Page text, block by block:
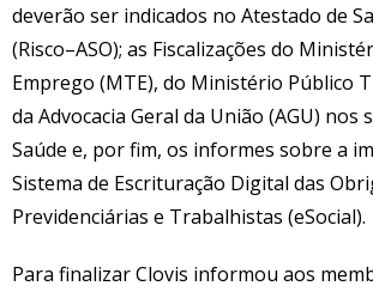
deverão ser indicados no Atestado de
(Risco–ASO); as Fiscalizações do
Emprego (MTE), do Ministério Público
da Advocacia Geral da União (AGU) nos
Saúde e, por fim, os informes sobre a
Sistema de Escrituração Digital das
Previdenciárias e Trabalhistas (eSocial).
Para finalizar Clovis informou aos